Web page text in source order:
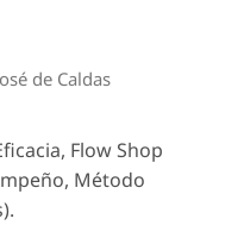
de Caldas
Flow Shop
Método